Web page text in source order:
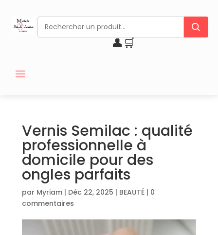
👤 🛒
Vernis Semilac : qualité
professionnelle à
domicile pour des
ongles parfaits
par Myriam| Déc 22, 2025 | BEAUTÉ| 0
commentaires